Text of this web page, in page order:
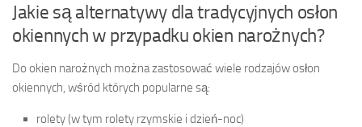
Jakie są alternatywy dla tradycyjnych osłon
okiennych w przypadku okien narożnych?
Do okien narożnych można zastosować wiele rodzajów osłon
okiennych, wśród których popularne są:
rolety (w tym rolety rzymskie i dzień-noc)